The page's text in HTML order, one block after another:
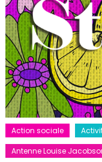
Action sociale
Antenne Louise